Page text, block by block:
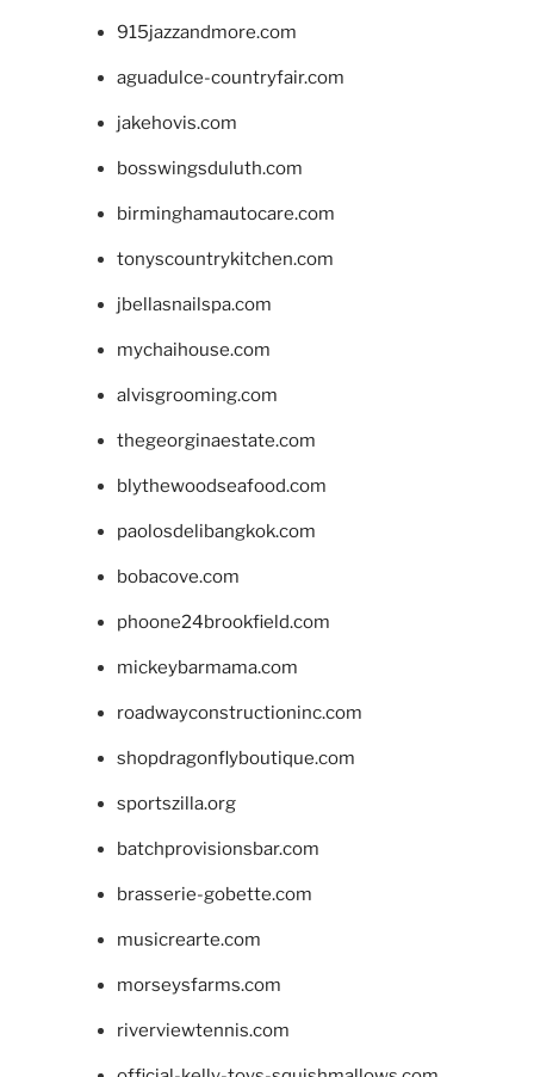
915jazzandmore.com
aguadulce-countryfair.com
jakehovis.com
bosswingsduluth.com
birminghamautocare.com
tonyscountrykitchen.com
jbellasnailspa.com
mychaihouse.com
alvisgrooming.com
thegeorginaestate.com
blythewoodseafood.com
paolosdelibangkok.com
bobacove.com
phoone24brookfield.com
mickeybarmama.com
roadwayconstructioninc.com
shopdragonflyboutique.com
sportszilla.org
batchprovisionsbar.com
brasserie-gobette.com
musicrearte.com
morseysfarms.com
riverviewtennis.com